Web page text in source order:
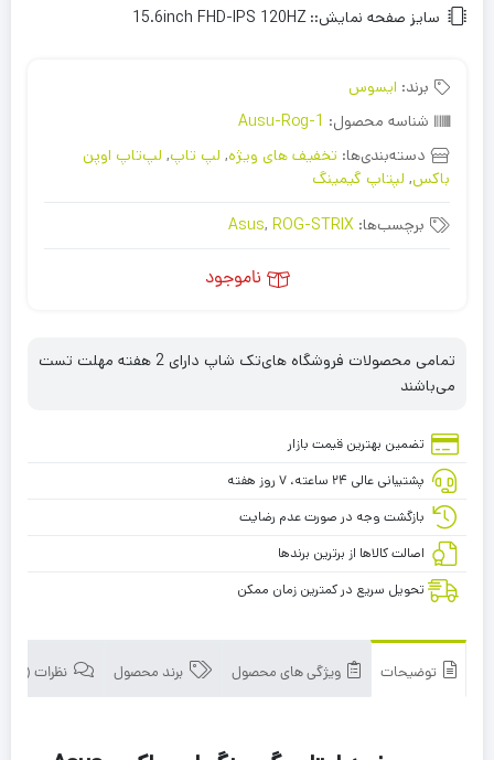
سایز صفحه نمایش:: 15.6inch FHD-IPS 120HZ
برند: ایسوس
شناسه محصول: Ausu-Rog-1
دسته‌بندی‌ها: تخفیف های ویژه, لپ تاپ, لپ‌تاپ اوپن
باکس, لپتاپ گیمینگ
برچسب‌ها: Asus, ROG-STRIX
ناموجود
تمامی محصولات فروشگاه های‌تک شاپ دارای 2 هفته مهلت تست
می‌باشند
تضمین بهترین قیمت بازار
پشتیبانی عالی ۲۴ ساعته، ۷ روز هفته
بازگشت وجه در صورت عدم رضایت
اصالت کالاها از برترین برندها
تحویل سریع در کمترین زمان ممکن
توضیحات ویژگی های محصول برند محصول نظرات (0)